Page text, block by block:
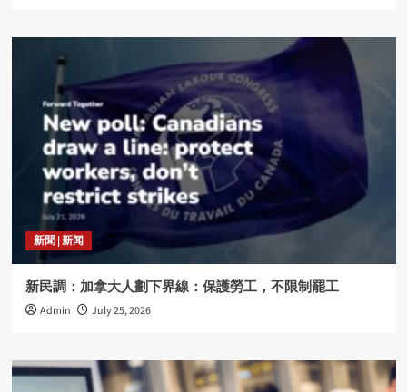
新聞 | 新闻
新民調：加拿大人劃下界線：保護勞工，不限制罷工
Admin July 25, 2026